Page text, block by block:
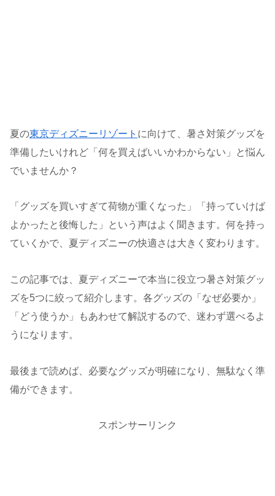
夏の東京ディズニーリゾート に向けて、暑さ対策グッズを
準備したいけれど「何を買えばいいかわからない」と悩ん
でいませんか？
「グッズを買いすぎて荷物が重くなった」「持っていけば
よかったと後悔した」という声はよく聞きます。何を持っ
ていくかで、夏ディズニーの快適さは大きく変わります。
この記事では、夏ディズニーで本当に役立つ暑さ対策グッ
ズを5つに絞って紹介します。各グッズの「なぜ必要か」
「どう使うか」もあわせて解説するので、迷わず選べるよ
うになります。
最後まで読めば、必要なグッズが明確になり、無駄なく準
備ができます。
スポンサーリンク